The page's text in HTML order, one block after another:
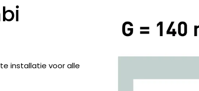
installatie voor alle